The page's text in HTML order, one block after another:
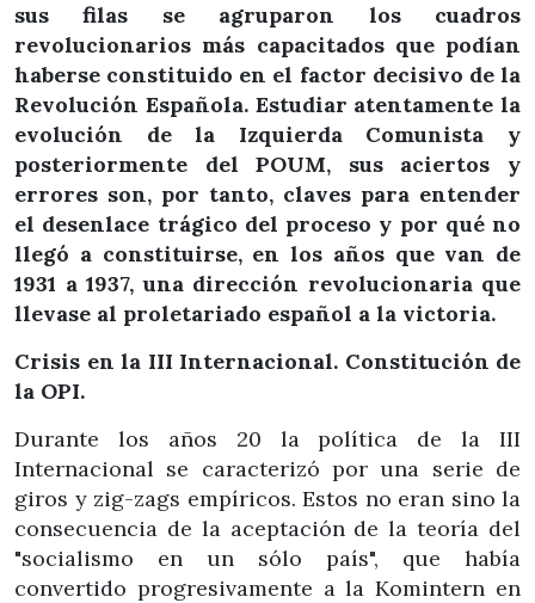
sus filas se agruparon los cuadros
revolucionarios más capacitados que podían
haberse constituido en el factor decisivo de la
Revolución Española. Estudiar atentamente la
evolución de la Izquierda Comunista y
posteriormente del POUM, sus aciertos y
errores son, por tanto, claves para entender
el desenlace trágico del proceso y por qué no
llegó a constituirse, en los años que van de
1931 a 1937, una dirección revolucionaria que
llevase al proletariado español a la victoria.
Crisis en la III Internacional. Constitución de
la OPI.
Durante los años 20 la política de la III
Internacional se caracterizó por una serie de
giros y zig-zags empíricos. Estos no eran sino la
consecuencia de la aceptación de la teoría del
"socialismo en un sólo país", que había
convertido progresivamente a la Komintern en